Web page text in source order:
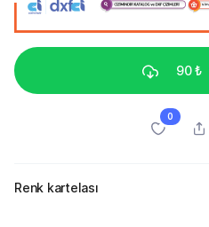
90 ₺
0
Renk kartelası